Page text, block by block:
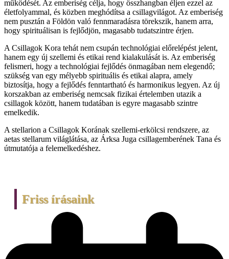
működését. Az emberiség célja, hogy összhangban éljen ezzel az
életfolyammal, és közben meghódítsa a csillagvilágot. Az emberiség
nem pusztán a Földön való fennmaradásra törekszik, hanem arra,
hogy spirituálisan is fejlődjön, magasabb tudatszintre érjen​​.
A Csillagok Kora tehát nem csupán technológiai előrelépést jelent,
hanem egy új szellemi és etikai rend kialakulását is. Az emberiség
felismeri, hogy a technológiai fejlődés önmagában nem elegendő;
szükség van egy mélyebb spirituális és etikai alapra, amely
biztosítja, hogy a fejlődés fenntartható és harmonikus legyen. Az új
korszakban az emberiség nemcsak fizikai értelemben utazik a
csillagok között, hanem tudatában is egyre magasabb szintre
emelkedik.
A stellarion a Csillagok Korának szellemi-erkölcsi rendszere, az
aetas stellarum világlátása, az Árksa Juga csillagemberének Tana és
útmutatója a felemelkedéshez.
Friss írásaink